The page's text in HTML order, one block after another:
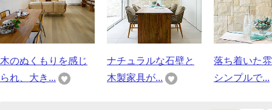
木のぬくもりを感じ
られ、大き...
ナチュラルな石壁と
木製家具が...
落ち着いた
シンプルで...